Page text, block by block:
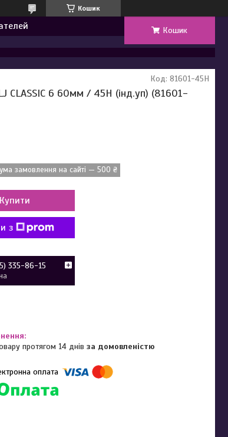
Кошик
Кошик
CLASSIC 6 60мм / 45H (інд.уп) (81601-
Код: 81601-45H
замовлення на сайті — 500 ₴
Купити
з
335-86-15
протягом 14 днівза домовленістю